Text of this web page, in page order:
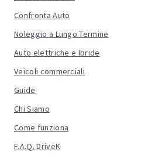
Confronta Auto
Noleggio a Lungo Termine
Auto elettriche e Ibride
Veicoli commerciali
Guide
Chi Siamo
Come funziona
F.A.Q. DriveK